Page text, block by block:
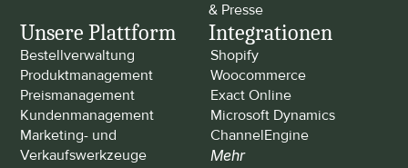
& Presse
Unsere Plattform
Bestellverwaltung
Produktmanagement
Preismanagement
Kundenmanagement
Marketing- und
Verkaufswerkzeuge
Integrationen
Shopify
Woocommerce
Exact Online
Microsoft Dynamics
ChannelEngine
Mehr